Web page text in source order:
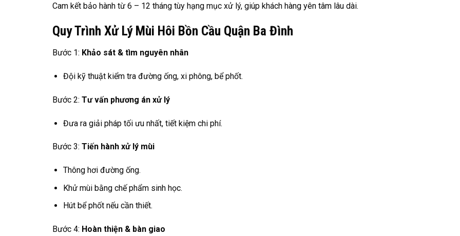
Cam kết bảo hành từ 6 – 12 tháng tùy hạng mục xử lý, giúp khách hàng yên tâm lâu dài.
Quy Trình Xử Lý Mùi Hôi Bồn Cầu Quận Ba Đình
Bước 1: Khảo sát & tìm nguyên nhân
Đội kỹ thuật kiểm tra đường ống, xi phông, bể phốt.
Bước 2: Tư vấn phương án xử lý
Đưa ra giải pháp tối ưu nhất, tiết kiệm chi phí.
Bước 3: Tiến hành xử lý mùi
Thông hơi đường ống.
Khử mùi bằng chế phẩm sinh học.
Hút bể phốt nếu cần thiết.
Bước 4: Hoàn thiện & bàn giao